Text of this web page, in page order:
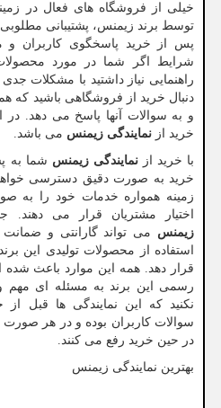
خیلی از فروشگاه های فعال در
توسط برند زیمنس، پشتیبانی مطلوبی
پس از خرید پاسخگوی کاربران و
شرایط اگر شما در مورد
راهنمایی نیاز داشتید با مشکلات
دنبال خرید از فروشگاهی باشید که
و به سوالات آنها پاسخ می دهد. در
خرید از نمایندگی زیمنس می باشد.
با خرید ازنمایندگی زیمنس شما به
خرید به صورت دقیق دسترسی
زمینه همواره خدمات خود را به
اختیار مشتریان قرار می دهند.
زیمنس می تواند گارانتی و
استفاده از محصولات تولیدی این
قرار دهد. همه این موارد باعث شده
رسمی این برند به مسئله ای مهم
نکنید که این نمایندگی ها قبل
سوالات کاربران بوده و در هر صورت
در حین خرید رفع می کنند.
بهترین نمایندگی زیمنس